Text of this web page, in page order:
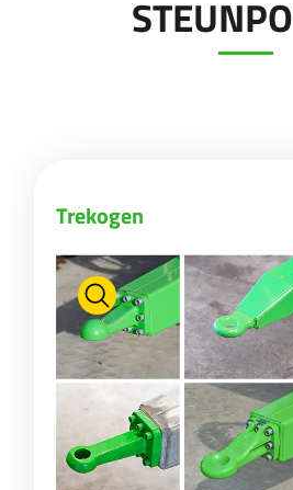
JOSKIN WERELD
FAN SHOP
PARTS BOOK
English
Polski
Brochure
Italiano
Steunpoten
Trekogen